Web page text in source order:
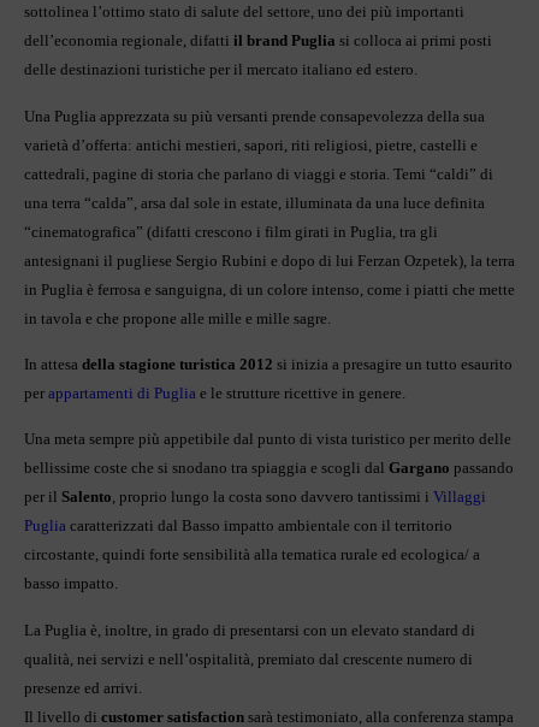
sottolinea l’ottimo stato di salute del settore, uno dei più importanti
dell’economia regionale, difatti il brand Puglia si colloca ai primi posti
delle destinazioni turistiche per il mercato italiano ed estero.
Una Puglia apprezzata su più versanti prende consapevolezza della sua
varietà d’offerta: antichi mestieri, sapori, riti religiosi, pietre, castelli e
cattedrali, pagine di storia che parlano di viaggi e storia. Temi “caldi” di
una terra “calda”, arsa dal sole in estate, illuminata da una luce definita
“cinematografica” (difatti crescono i film girati in Puglia, tra gli
antesignani il pugliese Sergio Rubini e dopo di lui Ferzan Ozpetek), la terra
in Puglia è ferrosa e sanguigna, di un colore intenso, come i piatti che mette
in tavola e che propone alle mille e mille sagre.
In attesa della stagione turistica 2012 si inizia a presagire un tutto esaurito
per appartamenti di Puglia e le strutture ricettive in genere.
Una meta sempre più appetibile dal punto di vista turistico per merito delle
bellissime coste che si snodano tra spiaggia e scogli dal Gargano passando
per il Salento, proprio lungo la costa sono davvero tantissimi i Villaggi
Puglia caratterizzati dal Basso impatto ambientale con il territorio
circostante, quindi forte sensibilità alla tematica rurale ed ecologica/ a
basso impatto.
La Puglia è, inoltre, in grado di presentarsi con un elevato standard di
qualità, nei servizi e nell’ospitalità, premiato dal crescente numero di
presenze ed arrivi.
Il livello di customer satisfaction sarà testimoniato, alla conferenza stampa